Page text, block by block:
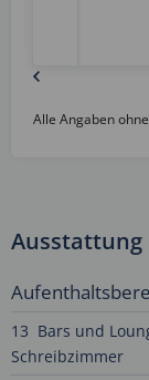
Alle Angaben
Ausstattung
13 Bars und
Schreibzimmer